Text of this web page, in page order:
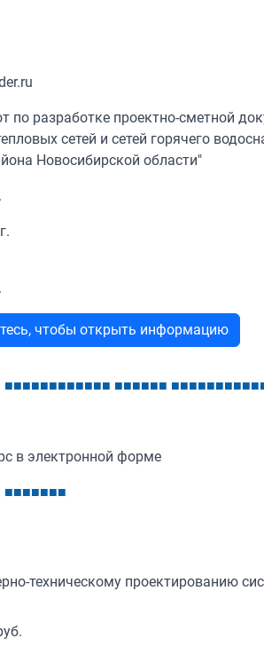
по разработке проектно-сметной
сетей и сетей горячего
Новосибирской области"
чтобы открыть информацию
■■■■■■■■■■■■ ■■■■■■ ■■■■■■■■■■
в электронной форме
■■■■■■■
техническому проектированию